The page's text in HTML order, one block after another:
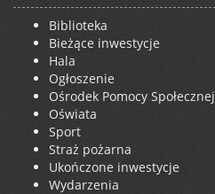
Biblioteka
Bieżące inwestycje
Hala
Ogłoszenie
Ośrodek Pomocy Społecznej
Oświata
Sport
Straż pożarna
Ukończone inwestycje
Wydarzenia